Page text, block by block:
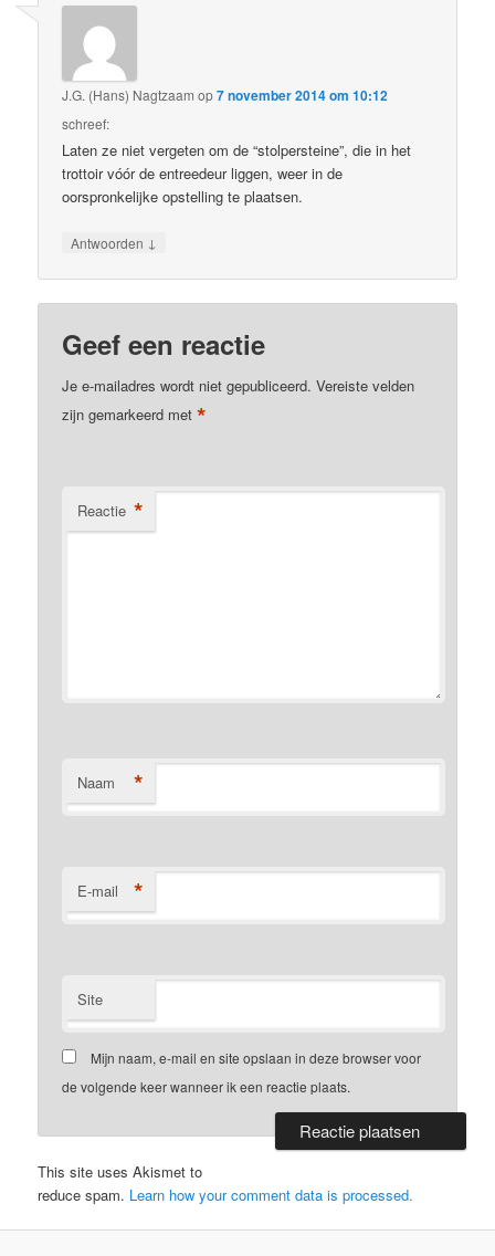
J.G. (Hans) Nagtzaam op7 november 2014 om 10:12
schreef:
Laten ze niet vergeten om de “stolpersteine”, die in het
trottoir vóór de entreedeur liggen, weer in de
oorspronkelijke opstelling te plaatsen.
Antwoorden ↓
Geef een reactie
Je e-mailadres wordt niet gepubliceerd. Vereiste velden
zijn gemarkeerd met*
Reactie *
Naam *
E-mail *
Site
Mijn naam, e-mail en site opslaan in deze browser voor
de volgende keer wanneer ik een reactie plaats.
This site uses Akismet to
reduce spam. Learn how your comment data is processed.